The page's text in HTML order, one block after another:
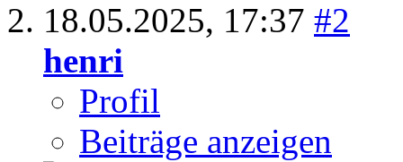
18.05.2025, 17:37 #2
henri
Profil
Beiträge anzeigen